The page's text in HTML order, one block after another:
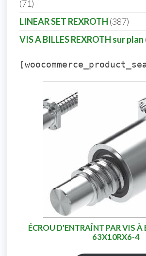
71
LINEAR SET REXROTH 387
VIS A BILLES REXROTH sur plan
ÉCROU D'ENTRAÎNT PAR VIS À
63X10RX6-4